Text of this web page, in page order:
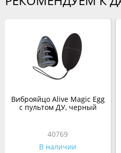
Виброяйцо Alive Magic Egg
с пультом ДУ, черный
40769
В наличии